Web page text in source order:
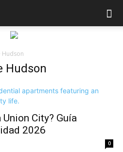
Hudson
Hudson
City? Guía
2026
0